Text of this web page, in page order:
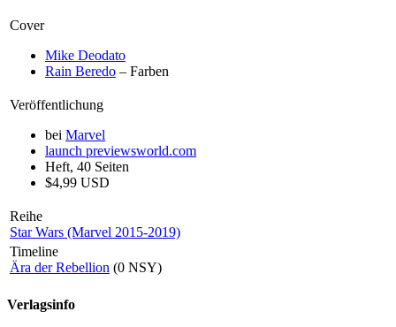
Cover
Mike Deodato
Rain Beredo – Farben
Veröffentlichung
bei Marvel
launch previewsworld.com
Heft, 40 Seiten
$4,99 USD
Reihe
Star Wars (Marvel 2015-2019)
Timeline
Ära der Rebellion (0 NSY)
Verlagsinfo